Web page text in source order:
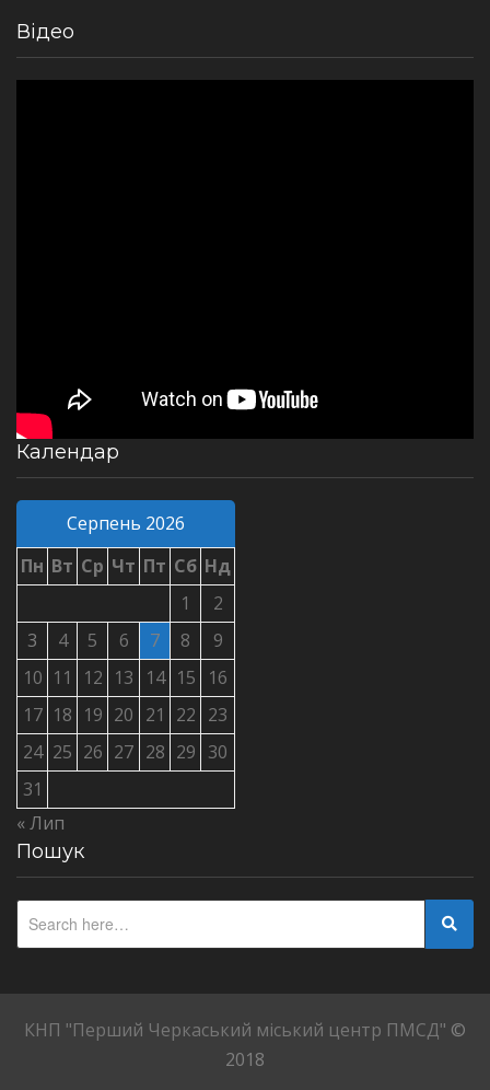
Відео
Календар
Серпень 2026
Пн Вт Ср Чт Пт Сб Нд
1
2
3
4 5 6 7 8
9
10 11 12 13 14 15
16
17 18 19 20 21 22 23
24 25 26 27 28 29 30
31
« Лип
Пошук
КНП "Перший Черкаський міський центр ПМСД" ©
2018